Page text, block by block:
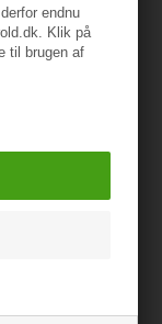
endnu
Klik på
til brugen af